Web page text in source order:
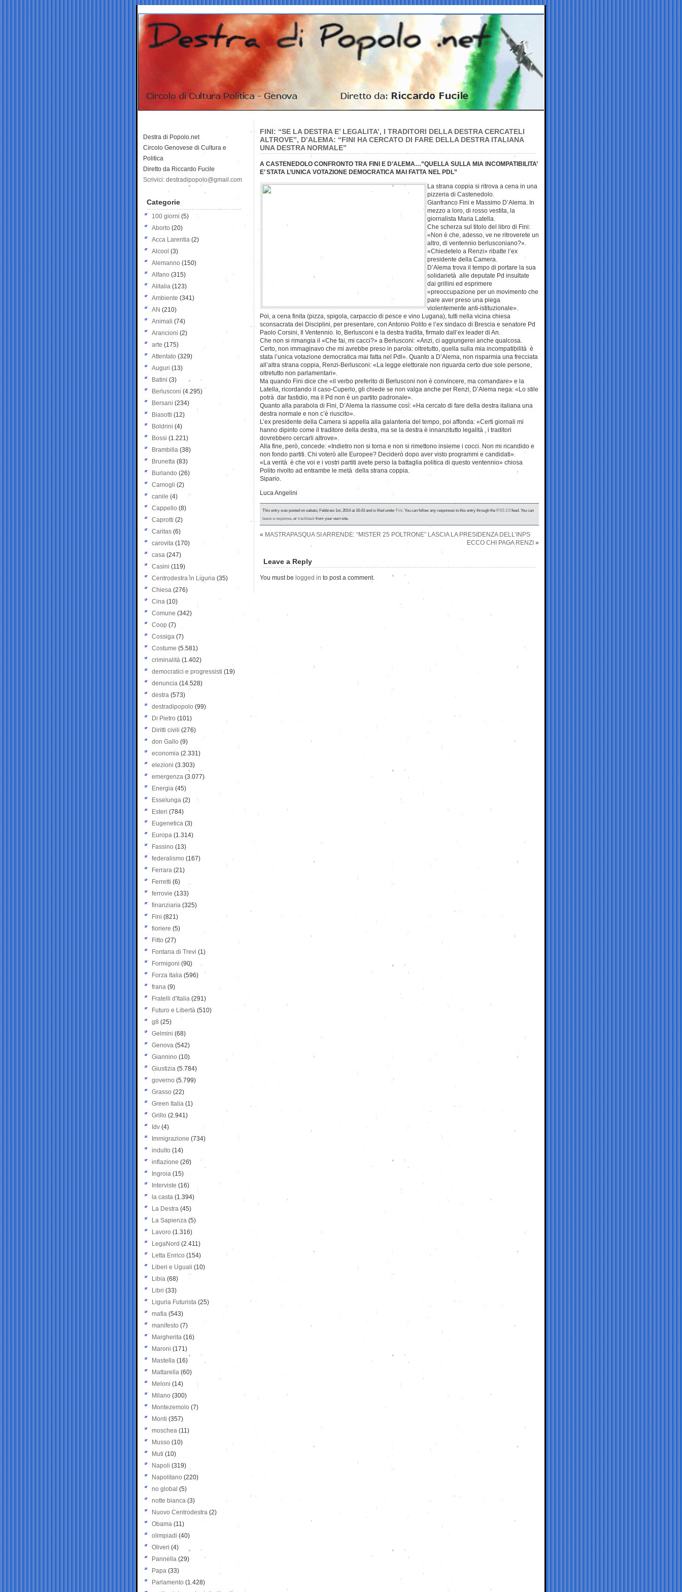
FINI: “SE LA DESTRA E’ LEGALITA’, I TRADITORI DELLA DESTRA CERCATELI
ALTROVE”, D’ALEMA: “FINI HA CERCATO DI FARE DELLA DESTRA ITALIANA
UNA DESTRA NORMALE”
A CASTENEDOLO CONFRONTO TRA FINI E D’ALEMA…”QUELLA SULLA MIA INCOMPATIBILITA’
E’ STATA L’UNICA VOTAZIONE DEMOCRATICA MAI FATTA NEL PDL”
La strana coppia si ritrova a cena in una
pizzeria di Castenedolo.
Gianfranco Fini e Massimo D’Alema. In
mezzo a loro, di rosso vestita, la
giornalista Maria Latella.
Che scherza sul titolo del libro di Fini:
«Non è che, adesso, ve ne ritroverete un
altro, di ventennio berlusconiano?».
«Chiedetelo a Renzi» ribatte l’ex
presidente della Camera.
D’Alema trova il tempo di portare la sua
solidarietà alle deputate Pd insultate
dai grillini ed esprimere
«preoccupazione per un movimento che
pare aver preso una piega
violentemente anti-istituzionale».
Poi, a cena finita (pizza, spigola, carpaccio di pesce e vino Lugana), tutti nella vicina chiesa
sconsacrata dei Disciplini, per presentare, con Antonio Polito e l’ex sindaco di Brescia e senatore Pd
Paolo Corsini, Il Ventennio. Io, Berlusconi e la destra tradita, firmato dall’ex leader di An.
Che non si rimangia il «Che fai, mi cacci?» a Berlusconi: «Anzi, ci aggiungerei anche qualcosa.
Certo, non immaginavo che mi avrebbe preso in parola: oltretutto, quella sulla mia incompatibilità è
stata l’unica votazione democratica mai fatta nel Pdl». Quanto a D’Alema, non risparmia una frecciata
all’altra strana coppia, Renzi-Berlusconi: «La legge elettorale non riguarda certo due sole persone,
oltretutto non parlamentari».
Ma quando Fini dice che «il verbo preferito di Berlusconi non è convincere, ma comandare» e la
Latella, ricordando il caso-Cuperlo, gli chiede se non valga anche per Renzi, D’Alema nega: «Lo stile
potrà dar fastidio, ma il Pd non è un partito padronale».
Quanto alla parabola di Fini, D’Alema la riassume così: «Ha cercato di fare della destra italiana una
destra normale e non c’è riuscito».
L’ex presidente della Camera si appella alla galanteria del tempo, poi affonda: «Certi giornali mi
hanno dipinto come il traditore della destra, ma se la destra è innanzitutto legalità , i traditori
dovrebbero cercarli altrove».
Alla fine, però, concede: «Indietro non si torna e non si rimettono insieme i cocci. Non mi ricandido e
non fondo partiti. Chi voterò alle Europee? Deciderò dopo aver visto programmi e candidati».
«La verità è che voi e i vostri partiti avete perso la battaglia politica di questo ventennio» chiosa
Polito rivolto ad entrambe le metà della strana coppia.
Sipario.
Luca Angelini
This entry was posted on sabato, Febbraio 1st, 2014 at 16:43 and is filed underFini. You can follow any responses to this entry through theRSS 2.0feed. You can
leave a response, ortrackbackfrom your own site.
« MASTRAPASQUA SI ARRENDE: “MISTER 25 POLTRONE” LASCIA LA PRESIDENZA DELL’INPS
ECCO CHI PAGA RENZI »
Leave a Reply
You must be logged in to post a comment.
Destra di Popolo.net
Circolo Genovese di Cultura e
Politica
Diretto da Riccardo Fucile
Scrivici: destradipopolo@gmail.com
Categorie
100 giorni (5)
Aborto (20)
Acca Larentia (2)
Alcool (3)
Alemanno (150)
Alfano (315)
Alitalia (123)
Ambiente (341)
AN (210)
Animali (74)
Arancioni (2)
arte (175)
Attentato (329)
Auguri (13)
Batini (3)
Berlusconi (4.295)
Bersani (234)
Biasotti (12)
Boldrini (4)
Bossi (1.221)
Brambilla (38)
Brunetta (83)
Burlando (26)
Camogli (2)
canile (4)
Cappello (8)
Caprotti (2)
Caritas (6)
carovita (170)
casa (247)
Casini (119)
Centrodestra in Liguria (35)
Chiesa (276)
Cina (10)
Comune (342)
Coop (7)
Cossiga (7)
Costume (5.581)
criminalità (1.402)
democratici e progressisti (19)
denuncia (14.528)
destra (573)
destradipopolo (99)
Di Pietro (101)
Diritti civili (276)
don Gallo (9)
economia (2.331)
elezioni (3.303)
emergenza (3.077)
Energia (45)
Esselunga (2)
Esteri (784)
Eugenetica (3)
Europa (1.314)
Fassino (13)
federalismo (167)
Ferrara (21)
Ferretti (6)
ferrovie (133)
finanziaria (325)
Fini (821)
fioriere (5)
Fitto (27)
Fontana di Trevi (1)
Formigoni (90)
Forza Italia (596)
frana (9)
Fratelli d'Italia (291)
Futuro e Libertà (510)
g8 (25)
Gelmini (68)
Genova (542)
Giannino (10)
Giustizia (5.784)
governo (5.799)
Grasso (22)
Green Italia (1)
Grillo (2.941)
Idv (4)
Immigrazione (734)
indulto (14)
inflazione (26)
Ingroia (15)
Interviste (16)
la casta (1.394)
La Destra (45)
La Sapienza (5)
Lavoro (1.316)
LegaNord (2.411)
Letta Enrico (154)
Liberi e Uguali (10)
Libia (68)
Libri (33)
Liguria Futurista (25)
mafia (543)
manifesto (7)
Margherita (16)
Maroni (171)
Mastella (16)
Mattarella (60)
Meloni (14)
Milano (300)
Montezemolo (7)
Monti (357)
moschea (11)
Musso (10)
Muti (10)
Napoli (319)
Napolitano (220)
no global (5)
notte bianca (3)
Nuovo Centrodestra (2)
Obama (11)
olimpiadi (40)
Oliveri (4)
Pannella (29)
Papa (33)
Parlamento (1.428)